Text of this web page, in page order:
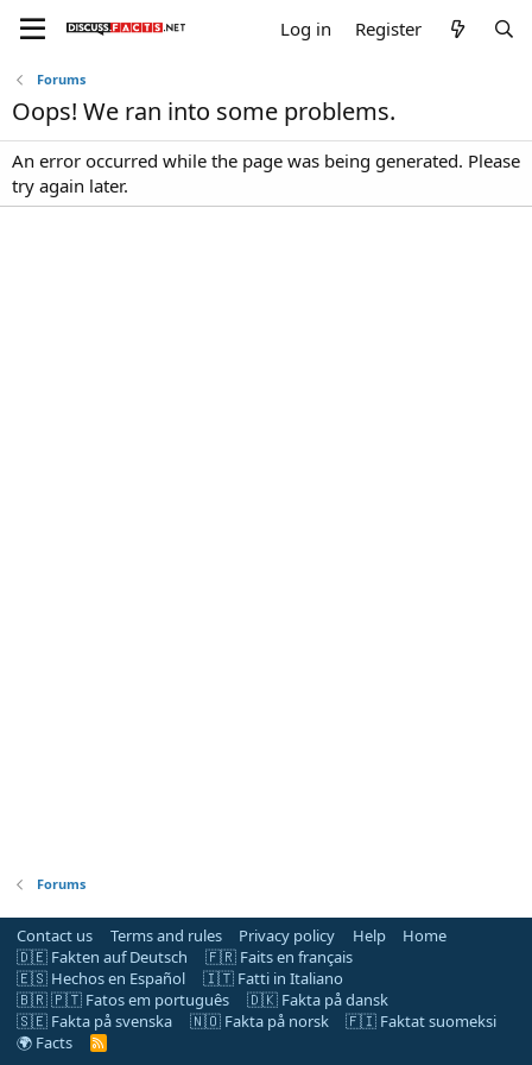
Log in Register
Forums
Oops! We ran into some problems.
An error occurred while the page was being generated. Please
try again later.
Forums
Contact us Terms and rules Privacy policy Help
Home
🇩🇪 Fakten auf Deutsch
🇫🇷 Faits en français
🇪🇸 Hechos en Español
🇮🇹 Fatti in Italiano
🇧🇷 🇵🇹 Fatos em português
🇩🇰 Fakta på dansk
🇸🇪 Fakta på svenska
🇳🇴 Fakta på norsk
🇫🇮 Faktat suomeksi
🌍 Facts
R